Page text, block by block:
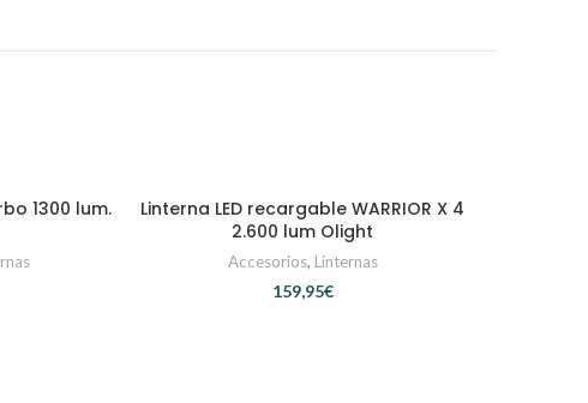
1300 lum.
AÑADIR AL CARRITO
Linterna LED recargable WARRIOR X 4
2.600 lum Olight
Accesorios, Linternas
€